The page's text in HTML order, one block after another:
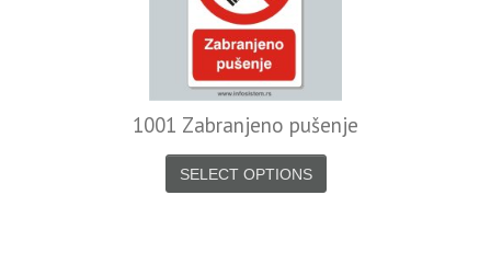
1001 Zabranjeno pušenje
SELECT OPTIONS